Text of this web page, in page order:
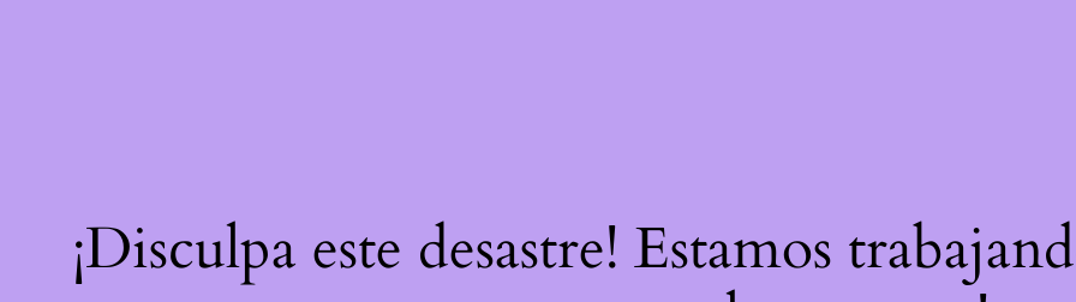
¡Disculpa este desastre! Estamos